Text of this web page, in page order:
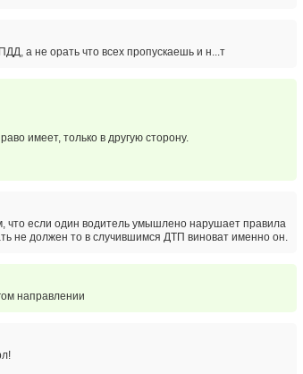
а не орать что всех пропускаешь и н...т
имеет, только в другую сторону.
что если один водитель умышлено нарушает правила
не должен то в случившимся ДТП виноват именно он.
направлении